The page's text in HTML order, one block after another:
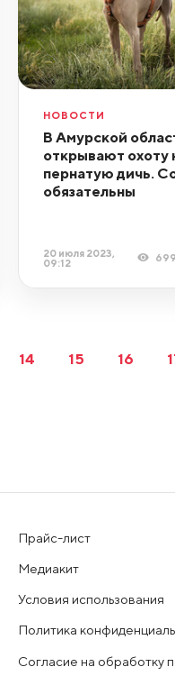
НОВОСТИ
В Амурской
открывают охоту
пернатую дичь.
обязательны
20 июля 2023,
09:12
699
14 15 16
Прайс-лист
Медиакит
Условия использования
Политика
Согласие на обработку